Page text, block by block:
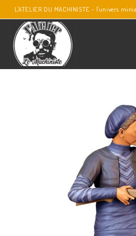
L'ATELIER DU MACHINISTE - l'univers